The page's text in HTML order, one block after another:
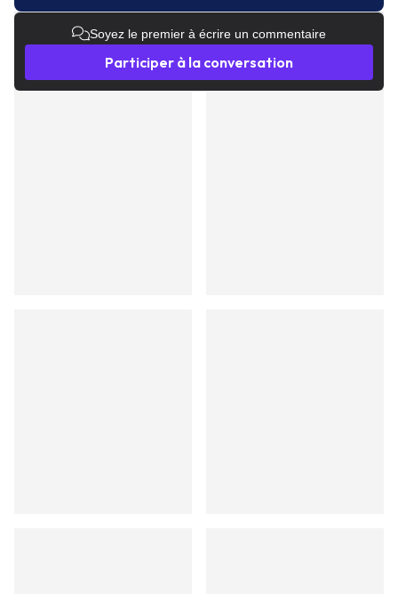
Soyez le premier à écrire un commentaire
Participer à la conversation